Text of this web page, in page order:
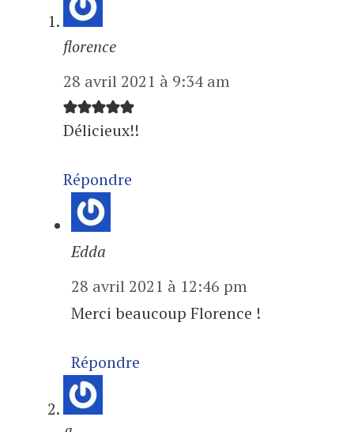
florence
28 avril 2021 à 9:34 am
Délicieux!!
Répondre
Edda
28 avril 2021 à 12:46 pm
Merci beaucoup Florence !
Répondre